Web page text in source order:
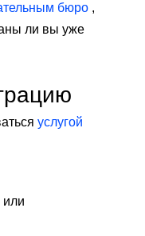
бюро ,
ли вы уже
услугой
или